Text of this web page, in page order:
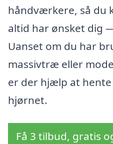
håndværkere, så du
altid har ønsket dig
Uanset om du har
massivtræ eller
er der hjælp at
hjørnet.
Få 3 tilbud, gratis